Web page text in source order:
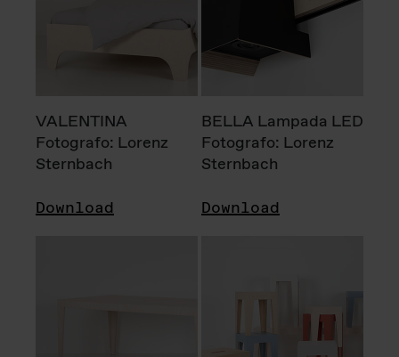
VALENTINA
Fotografo: Lorenz
Sternbach
Download
BELLA Lampada LED
Fotografo: Lorenz
Sternbach
Download